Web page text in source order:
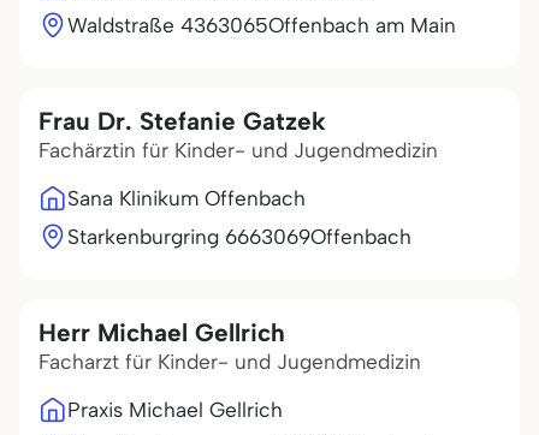
Waldstraße 4363065Offenbach am Main
Frau Dr. Stefanie Gatzek
Fachärztin für Kinder- und Jugendmedizin
Sana Klinikum Offenbach
Starkenburgring 6663069Offenbach
Herr Michael Gellrich
Facharzt für Kinder- und Jugendmedizin
Praxis Michael Gellrich